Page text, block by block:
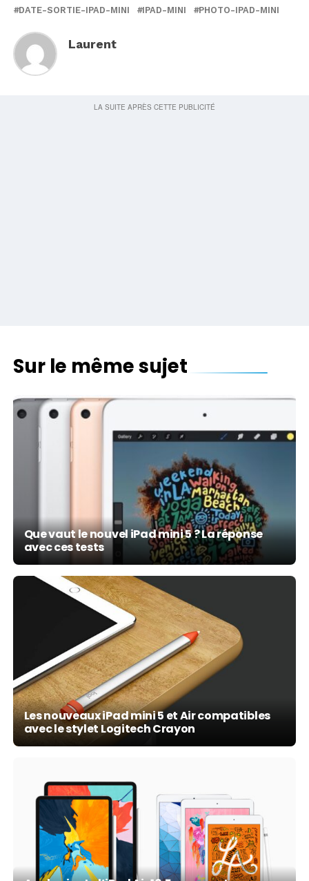
DATE-SORTIE-IPAD-MINI IPAD-MINI PHOTO-IPAD-MINI
Laurent
Sur le même sujet
Que vaut le nouvel iPad mini 5 ? La réponse
avec ces tests
Les nouveaux iPad mini 5 et Air compatibles
avec le stylet Logitech Crayon